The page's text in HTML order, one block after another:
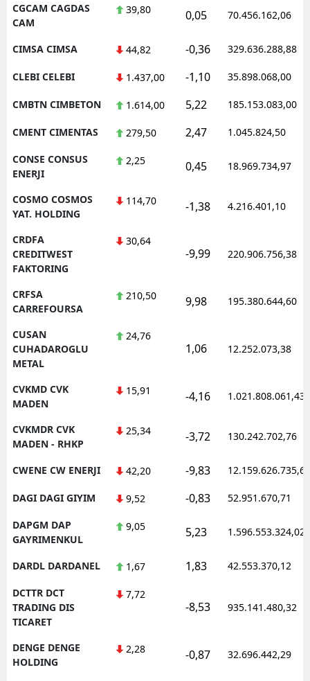
CGCAM CAGDAS
CAM
39,80 0,05 70.456.162,06
CIMSA CIMSA 44,82 -0,36 329.636.288,88
CLEBI CELEBI 1.437,00 -1,10 35.898.068,00
CMBTN CIMBETON 1.614,00 5,22 185.153.083,00
CMENT CIMENTAS 279,50 2,47 1.045.824,50
CONSE CONSUS
ENERJI
2,25 0,45 18.969.734,97
COSMO COSMOS
YAT. HOLDING
114,70 -1,38 4.216.401,10
CRDFA
CREDITWEST
FAKTORING
30,64
-9,99 220.906.756,38
CRFSA
CARREFOURSA
210,50 9,98 195.380.644,60
CUSAN
CUHADAROGLU
METAL
24,76
1,06 12.252.073,38
CVKMD CVK
MADEN
15,91 -4,16 1.021.808.061,43
CVKMDR CVK
MADEN - RHKP
25,34 -3,72 130.242.702,76
CWENE CW ENERJI 42,20 -9,83 12.159.626.735,62
DAGI DAGI GIYIM 9,52 -0,83 52.951.670,71
DAPGM DAP
GAYRIMENKUL
9,05 5,23 1.596.553.324,02
DARDL DARDANEL 1,67 1,83 42.553.370,12
DCTTR DCT
TRADING DIS
TICARET
7,72
-8,53 935.141.480,32
DENGE DENGE
HOLDING
2,28 -0,87 32.696.442,29